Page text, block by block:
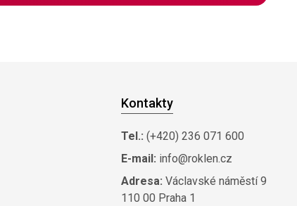
Kontakty
Tel.: (+420) 236 071 600
E-mail: info@roklen.cz
Adresa: Václavské náměstí 9
110 00 Praha 1